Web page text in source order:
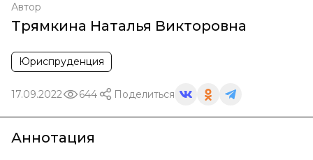
Автор
Трямкина Наталья Викторовна
Юриспруденция
17.09.2022 644 Поделиться
Аннотация